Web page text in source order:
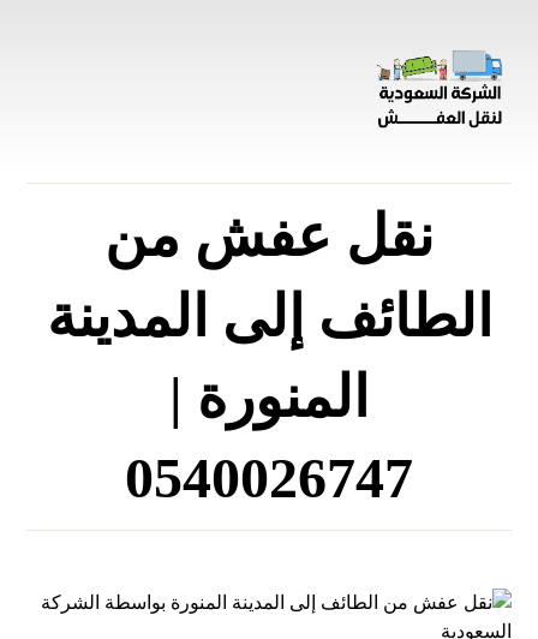
نقل عفش من
الطائف إلى المدينة
المنورة |
0540026747